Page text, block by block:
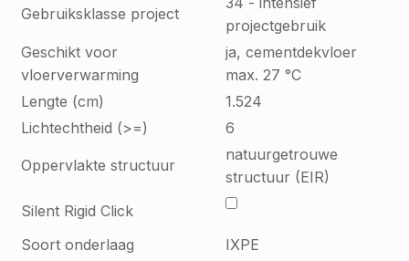
Gebruiksklasse project
projectgebruik
Geschikt voor
vloerverwarming
ja, cementdekvloer
max. 27 °C
Lengte (cm)
1.524
Lichtechtheid (>=)
6
Oppervlakte structuur
natuurgetrouwe
structuur (EIR)
Silent Rigid Click
Soort onderlaag
IXPE